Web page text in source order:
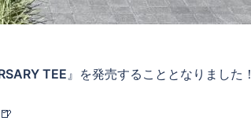
TEE』を発売することとなりました！